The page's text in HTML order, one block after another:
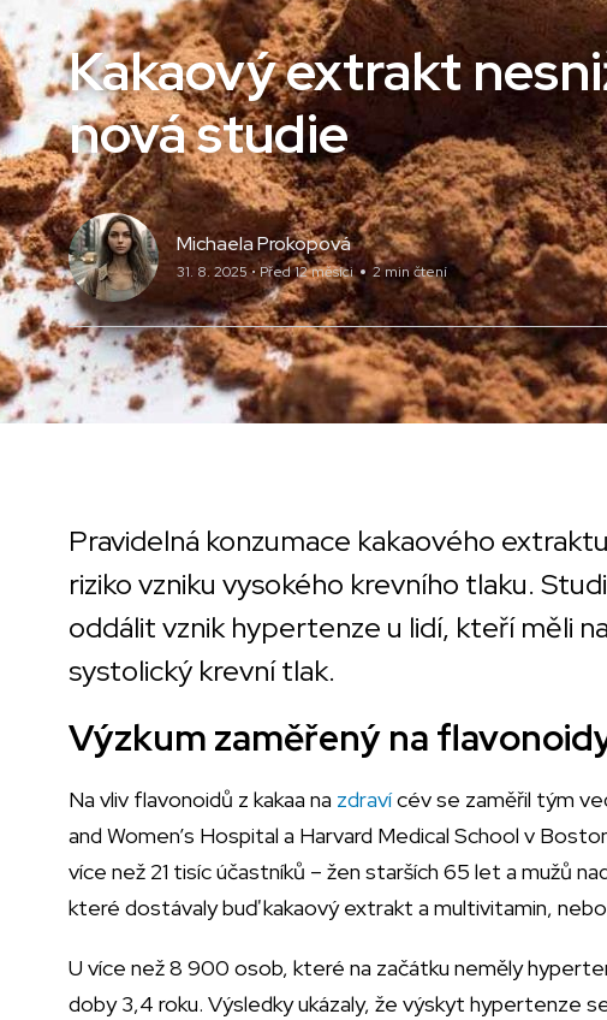
Kakaový extrakt
nová studie
Michaela Prokopová
31. 8. 2025 • Před 12 měsíci 2 min čtení
Pravidelná konzumace kakaového
riziko vzniku vysokého krevního tlaku.
oddálit vznik hypertenze u lidí, kteří měli
systolický krevní tlak.
Výzkum zaměřený na
Na vliv flavonoidů z kakaa na zdravícév se zaměřil tým
and Women’s Hospital a Harvard Medical School v
více než 21 tisíc účastníků – žen starších 65 let a mužů
které dostávaly buď kakaový extrakt a multivitamin,
U více než 8 900 osob, které na začátku neměly
doby 3,4 roku. Výsledky ukázaly, že výskyt hypertenze